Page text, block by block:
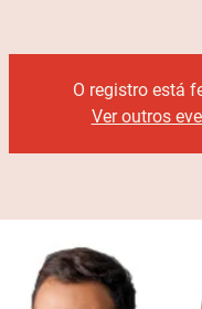
O registro está
Ver outros